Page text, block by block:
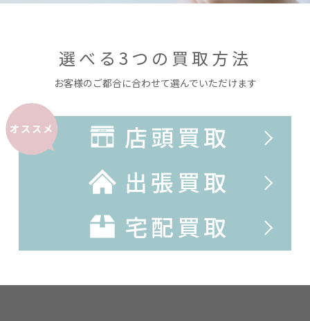
選べる3つの買取方法
お客様のご都合に合わせて選んでいただけます
オススメ
店頭買取
出張買取
宅配買取